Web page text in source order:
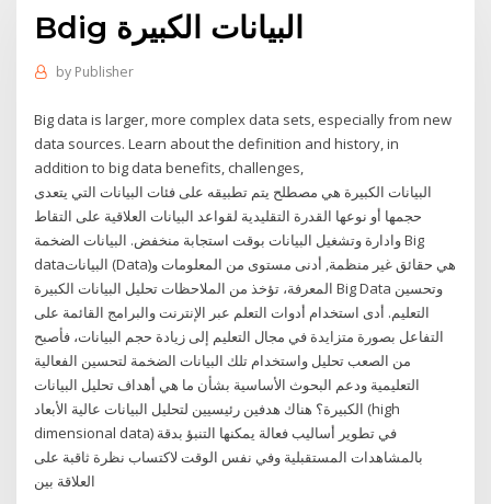
Bdig البيانات الكبيرة
by Publisher
Big data is larger, more complex data sets, especially from new
data sources. Learn about the definition and history, in
addition to big data benefits, challenges,
البيانات الكبيرة هي مصطلح يتم تطبيقه على فئات البيانات التي يتعدى
حجمها أو نوعها القدرة التقليدية لقواعد البيانات العلاقية على التقاط
وادارة وتشغيل البيانات بوقت استجابة منخفض. البيانات الضخمة Big
dataالبيانات (Data)هي حقائق غير منظمة, أدنى مستوى من المعلومات و
المعرفة، تؤخذ من الملاحظات تحليل البيانات الكبيرة Big Data وتحسين
التعليم. أدى استخدام أدوات التعلم عبر الإنترنت والبرامج القائمة على
التفاعل بصورة متزايدة في مجال التعليم إلى زيادة حجم البيانات، فأصبح
من الصعب تحليل واستخدام تلك البيانات الضخمة لتحسين الفعالية
التعليمية ودعم البحوث الأساسية بشأن ما هي أهداف تحليل البيانات
الكبيرة؟ هناك هدفين رئيسيين لتحليل البيانات عالية الأبعاد (high
dimensional data) في تطوير أساليب فعالة يمكنها التنبؤ بدقة
بالمشاهدات المستقبلية وفي نفس الوقت لاكتساب نظرة ثاقبة على
العلاقة بين